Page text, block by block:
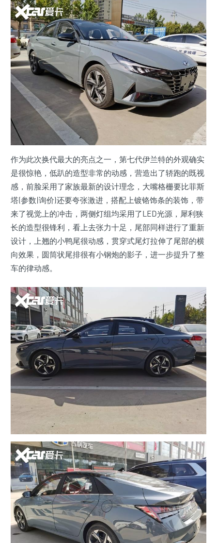
作为此次换代最大的亮点之一，第七代伊兰特的外观确实
是很惊艳，低趴的造型非常的动感，营造出了轿跑的既视
感，前脸采用了家族最新的设计理念，大嘴格栅要比菲斯
塔(参数|询价)还要夸张激进，搭配上镀铬饰条的装饰，带
来了视觉上的冲击，两侧灯组均采用了LED光源，犀利狭
长的造型很锋利，看上去张力十足，尾部同样进行了重新
设计，上翘的小鸭尾很动感，贯穿式尾灯拉伸了尾部的横
向效果，圆筒状尾排很有小钢炮的影子，进一步提升了整
车的律动感。